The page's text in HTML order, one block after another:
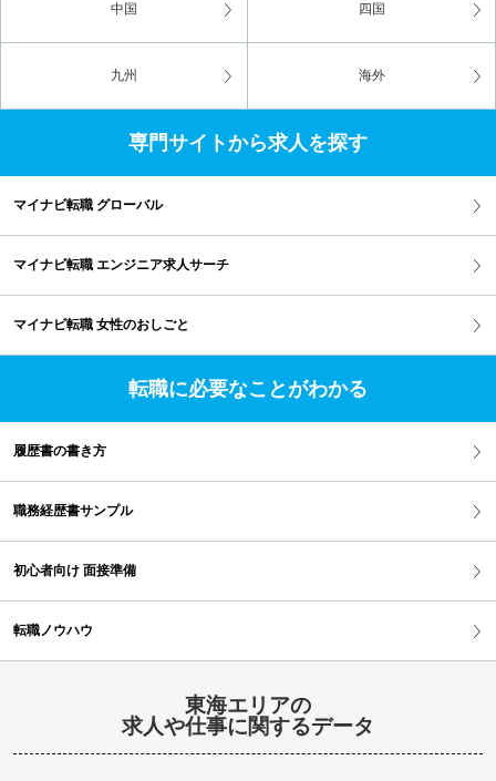
中国 四国
九州 海外
専門サイトから求人を探す
マイナビ転職 グローバル
マイナビ転職 エンジニア求人サーチ
マイナビ転職 女性のおしごと
転職に必要なことがわかる
履歴書の書き方
職務経歴書サンプル
初心者向け 面接準備
転職ノウハウ
東海エリアの
求人や仕事に関するデータ